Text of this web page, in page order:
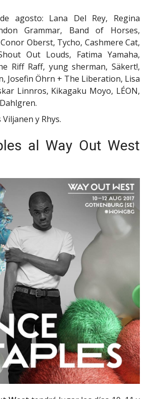
agosto: Lana Del Rey, Regina
Grammar, Band of Horses,
Oberst, Tycho, Cashmere Cat,
Out Louds, Fatima Yamaha,
Riff Raff, yung sherman, Säkert!,
Josefin Öhrn + The Liberation, Lisa
Linnros, Kikagaku Moyo, LÉON,
y Rhys.
al Way Out West